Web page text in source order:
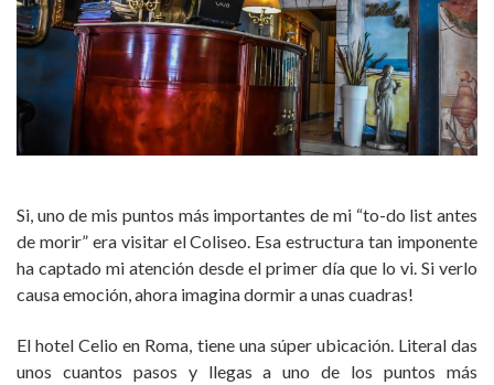
Si, uno de mis puntos más importantes de mi “to-do list antes
de morir” era visitar el Coliseo. Esa estructura tan imponente
ha captado mi atención desde el primer día que lo vi. Si verlo
causa emoción, ahora imagina dormir a unas cuadras!
El hotel Celio en Roma, tiene una súper ubicación. Literal das
unos cuantos pasos y llegas a uno de los puntos más